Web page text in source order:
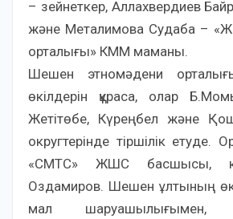
– зейнеткер, Аллахвердиев
және Металимова Судаба –
орталығы» КММ маманы.
Шешен этномәдени
өкілдерін құраса, олар
Жетітөбе, Күреңбел және
округтерінде тіршілік етуде.
«СМТС» ЖШС басшысы,
Оздамиров. Шешен ұлтының
мал шаруашылығымен,